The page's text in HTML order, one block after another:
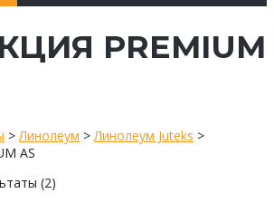
PREMIUM
>Линолеум >Линолеум Juteks >
AS
(2)